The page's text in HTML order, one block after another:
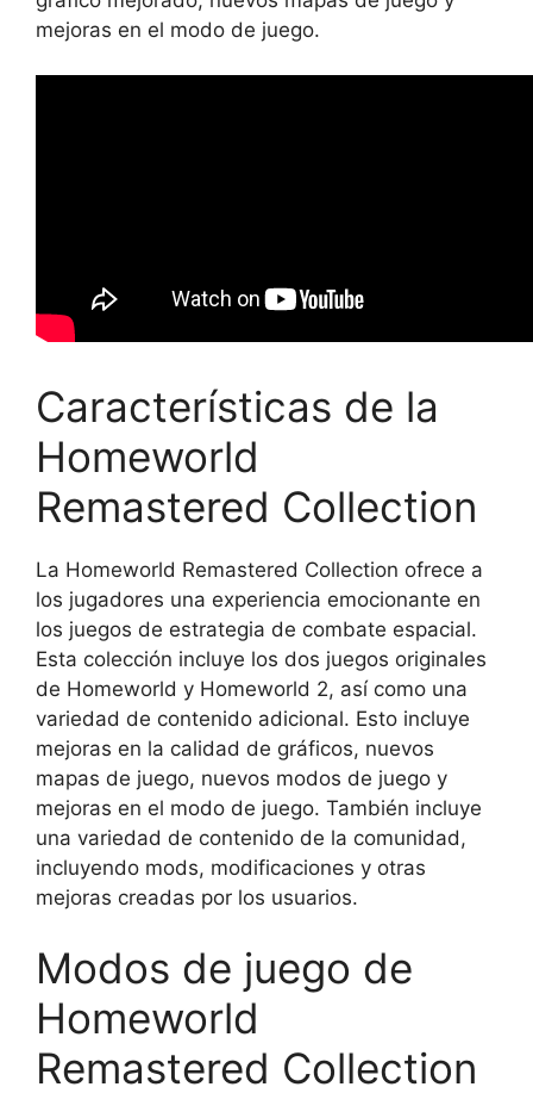
mejoras en el modo de juego.
Características de la
Homeworld
Remastered Collection
La Homeworld Remastered Collection ofrece a
los jugadores una experiencia emocionante en
los juegos de estrategia de combate espacial.
Esta colección incluye los dos juegos originales
de Homeworld y Homeworld 2, así como una
variedad de contenido adicional. Esto incluye
mejoras en la calidad de gráficos, nuevos
mapas de juego, nuevos modos de juego y
mejoras en el modo de juego. También incluye
una variedad de contenido de la comunidad,
incluyendo mods, modificaciones y otras
mejoras creadas por los usuarios.
Modos de juego de
Homeworld
Remastered Collection